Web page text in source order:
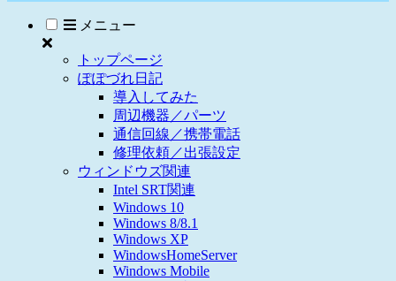
メニュー
トップページ
ぽぽづれ日記
導入してみた
周辺機器／パーツ
通信回線／携帯電話
修理依頼／出張設定
ウィンドウズ関連
Intel SRT関連
Windows 10
Windows 8/8.1
Windows XP
WindowsHomeServer
Windows Mobile